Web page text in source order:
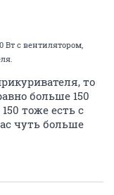
Вт с вентилятором,
то
больше 150
тоже есть с
чуть больше